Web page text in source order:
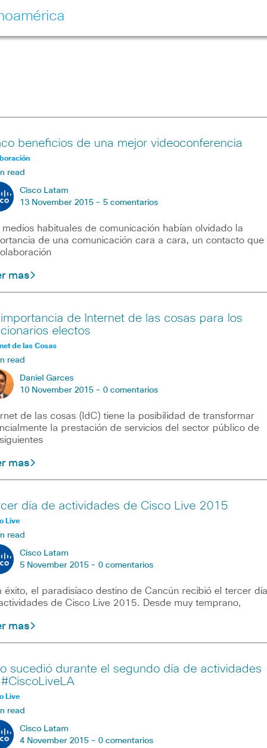
beneficios de una mejor videoconferencia
read
Cisco Latam
13 November 2015 - 5 comentarios
medios habituales de comunicación habían olvidado la
de una comunicación cara a cara, un contacto que
mas
importancia de Internet de las cosas para los
electos
de las Cosas
read
Daniel Garces
10 November 2015 - 0 comentarios
de las cosas (IdC) tiene la posibilidad de transformar
la prestación de servicios del sector público de
mas
día de actividades de Cisco Live 2015
Live
read
Cisco Latam
5 November 2015 - 0 comentarios
éxito, el paradisíaco destino de Cancún recibió el tercer día
de Cisco Live 2015. Desde muy temprano,
mas
sucedió durante el segundo día de actividades
Live
read
Cisco Latam
4 November 2015 - 0 comentarios